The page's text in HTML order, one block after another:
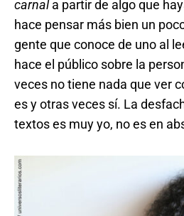
carnal a partir de algo que
hace pensar más bien un
gente que conoce de uno al
hace el público sobre la
veces no tiene nada que ver
es y otras veces sí. La
textos es muy yo, no es en